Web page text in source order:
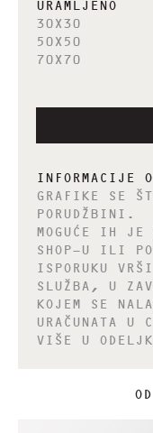
URAMLJENO
30X30
50X50
70X70
INFORMACIJE
GRAFIKE SE
PORUDŽBINI.
MOGUĆE IH JE
SHOP-U ILI
ISPORUKU
SLUŽBA, U
KOJEM SE
URAČUNATA U
VIŠE U